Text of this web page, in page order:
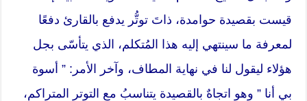
قيست بقصيدة حوامدة، ذاتَ توتُّر يدفع بالقارئ دفعًا
لمعرفة ما سينتهي إليه هذا المُتكلم، الذي يتأسّى بجل
هؤلاء ليقول لنا في نهاية المطاف، وآخر الأمر: ” أسوة
بي أنا ” وهو اتجاهٌ بالقصيدة يتناسبُ مع التوتر المتراكم،